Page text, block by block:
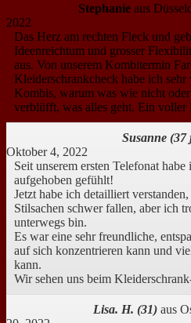
Stephanie aus
2022
Das Herz am rechten Fleck und
Ideenreichtum und grosser
aus. Von unserem Kombitermin
Kleiderschrankcheck habe ich
Kombis, warum was wie nicht
verblüfft, was alles geht. Ein
Susanne (37
Oktober 4, 2022
Seit unserem ersten Telefonat
aufgehoben gefühlt!
Jetzt habe ich detailliert
Stilsachen schwer fallen, aber ich
unterwegs bin.
Es war eine sehr freundliche,
auf sich konzentrieren kann und
kann.
Wir sehen uns beim
Lisa. H. (31) aus